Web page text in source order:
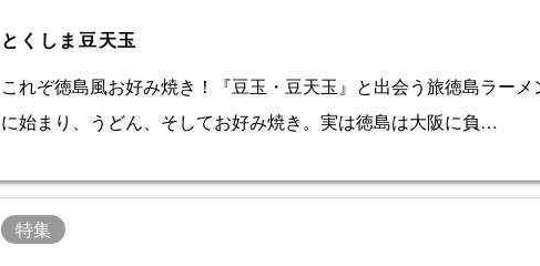
とくしま豆天玉
これぞ徳島風お好み焼き！『豆玉・豆天玉』と出会う旅徳島ラーメ
に始まり、うどん、そしてお好み焼き。実は徳島は大阪に負…
特集